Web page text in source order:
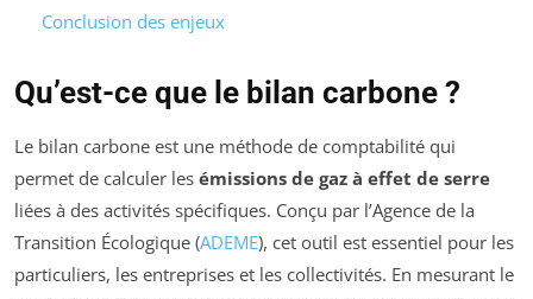
Conclusion des enjeux
Qu’est-ce que le bilan carbone ?
Le bilan carbone est une méthode de comptabilité qui
permet de calculer les émissions de gaz à effet de serre
liées à des activités spécifiques. Conçu par l’Agence de la
Transition Écologique (ADEME), cet outil est essentiel pour les
particuliers, les entreprises et les collectivités. En mesurant le